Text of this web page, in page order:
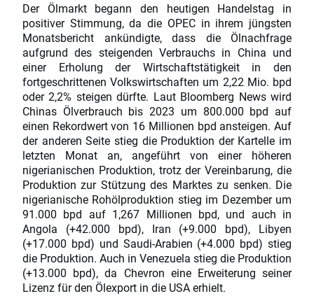
Der Ölmarkt begann den heutigen Handelstag in
positiver Stimmung, da die OPEC in ihrem jüngsten
Monatsbericht ankündigte, dass die Ölnachfrage
aufgrund des steigenden Verbrauchs in China und
einer Erholung der Wirtschaftstätigkeit in den
fortgeschrittenen Volkswirtschaften um 2,22 Mio. bpd
oder 2,2% steigen dürfte. Laut Bloomberg News wird
Chinas Ölverbrauch bis 2023 um 800.000 bpd auf
einen Rekordwert von 16 Millionen bpd ansteigen. Auf
der anderen Seite stieg die Produktion der Kartelle im
letzten Monat an, angeführt von einer höheren
nigerianischen Produktion, trotz der Vereinbarung, die
Produktion zur Stützung des Marktes zu senken. Die
nigerianische Rohölproduktion stieg im Dezember um
91.000 bpd auf 1,267 Millionen bpd, und auch in
Angola (+42.000 bpd), Iran (+9.000 bpd), Libyen
(+17.000 bpd) und Saudi-Arabien (+4.000 bpd) stieg
die Produktion. Auch in Venezuela stieg die Produktion
(+13.000 bpd), da Chevron eine Erweiterung seiner
Lizenz für den Ölexport in die USA erhielt.